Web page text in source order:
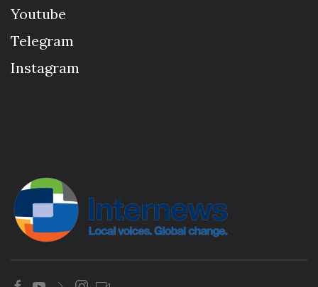
Youtube
Telegram
Instagram